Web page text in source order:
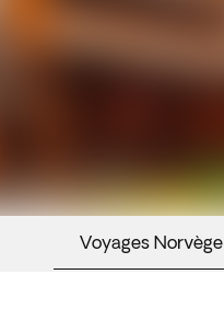
Voyages Norvège